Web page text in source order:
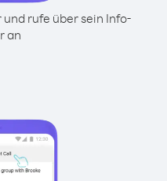
rufe über sein Info-
an